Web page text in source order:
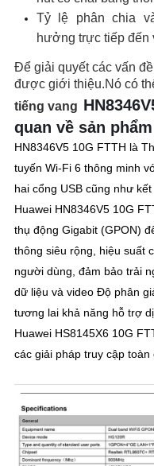
Tỷ lệ phân chia
hưởng trực tiếp
Để giải quyết các vấn
được giới thiệu.Nó có
tiếng vang
quan về sản phẩm
HN8346V5 10G FTTH là
tuyến Wi-Fi 6 thông minh
hai cổng USB cũng như
Huawei HN8346V5 10G
thụ động Gigabit (GPON)
thông siêu rộng, hiệu suất
người dùng, đảm bảo trải
dữ liệu và video Độ phân
tương lai khả năng hỗ trợ
Huawei HS8145X6 10G
các giải pháp truy cập toàn